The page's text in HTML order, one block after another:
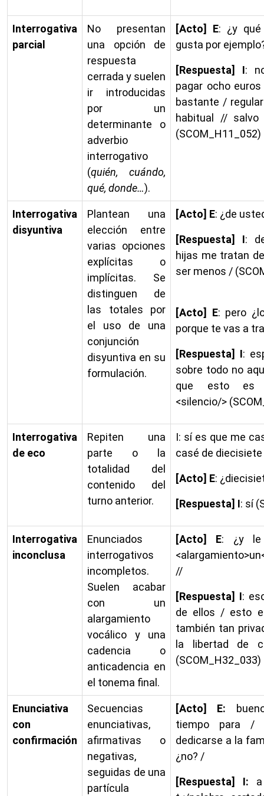
Interrogativa
parcial
No presentan
una opción de
respuesta
cerrada y suelen
ir introducidas
por un
determinante o
adverbio
interrogativo
(quién, cuándo,
qué, donde…).
[Acto] E: ¿y
gusta por
[Respuesta] I:
pagar ocho
bastante /
habitual // salvo
(SCOM_H11_052)
Interrogativa
disyuntiva
Plantean una
elección entre
varias opciones
explícitas o
implícitas. Se
distinguen de
las totales por
el uso de una
conjunción
disyuntiva en su
formulación.
[Acto] E: ¿de
[Respuesta] I:
hijas me tratan
ser menos /
[Acto] E: pero
porque te vas a
[Respuesta] I:
sobre todo no
que esto es
<silencio/>
Interrogativa
de eco
Repiten una
parte o la
totalidad del
contenido del
turno anterior.
I: sí es que me
casé de
[Acto] E:
[Respuesta] I: sí
Interrogativa
inconclusa
Enunciados
interrogativos
incompletos.
Suelen acabar
con un
alargamiento
vocálico y una
cadencia o
anticadencia en
el tonema final.
[Acto] E: ¿y le
//
[Respuesta] I:
de ellos / esto
también tan
la libertad de
(SCOM_H32_033)
Enunciativa
con
confirmación
Secuencias
enunciativas,
afirmativas o
negativas,
seguidas de una
partícula
[Acto] E:
tiempo para
dedicarse a la
¿no? /
[Respuesta] I: